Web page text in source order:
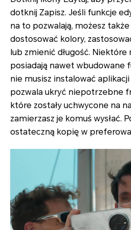
dotknij Zapisz. Jeśli funkcje
na to pozwalają, możesz
dostosować kolory,
lub zmienić długość.
posiadają nawet wbudowane
nie musisz instalować
pozwala ukryć niepotrzebne
które zostały uchwycone na
zamierzasz je komuś wysłać.
ostateczną kopię w